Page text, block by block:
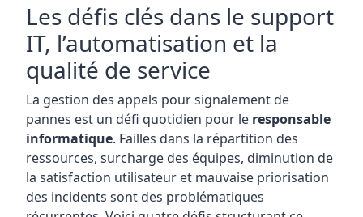
Les défis clés dans le support
IT, l’automatisation et la
qualité de service
La gestion des appels pour signalement de
pannes est un défi quotidien pour le responsable
informatique. Failles dans la répartition des
ressources, surcharge des équipes, diminution de
la satisfaction utilisateur et mauvaise priorisation
des incidents sont des problématiques